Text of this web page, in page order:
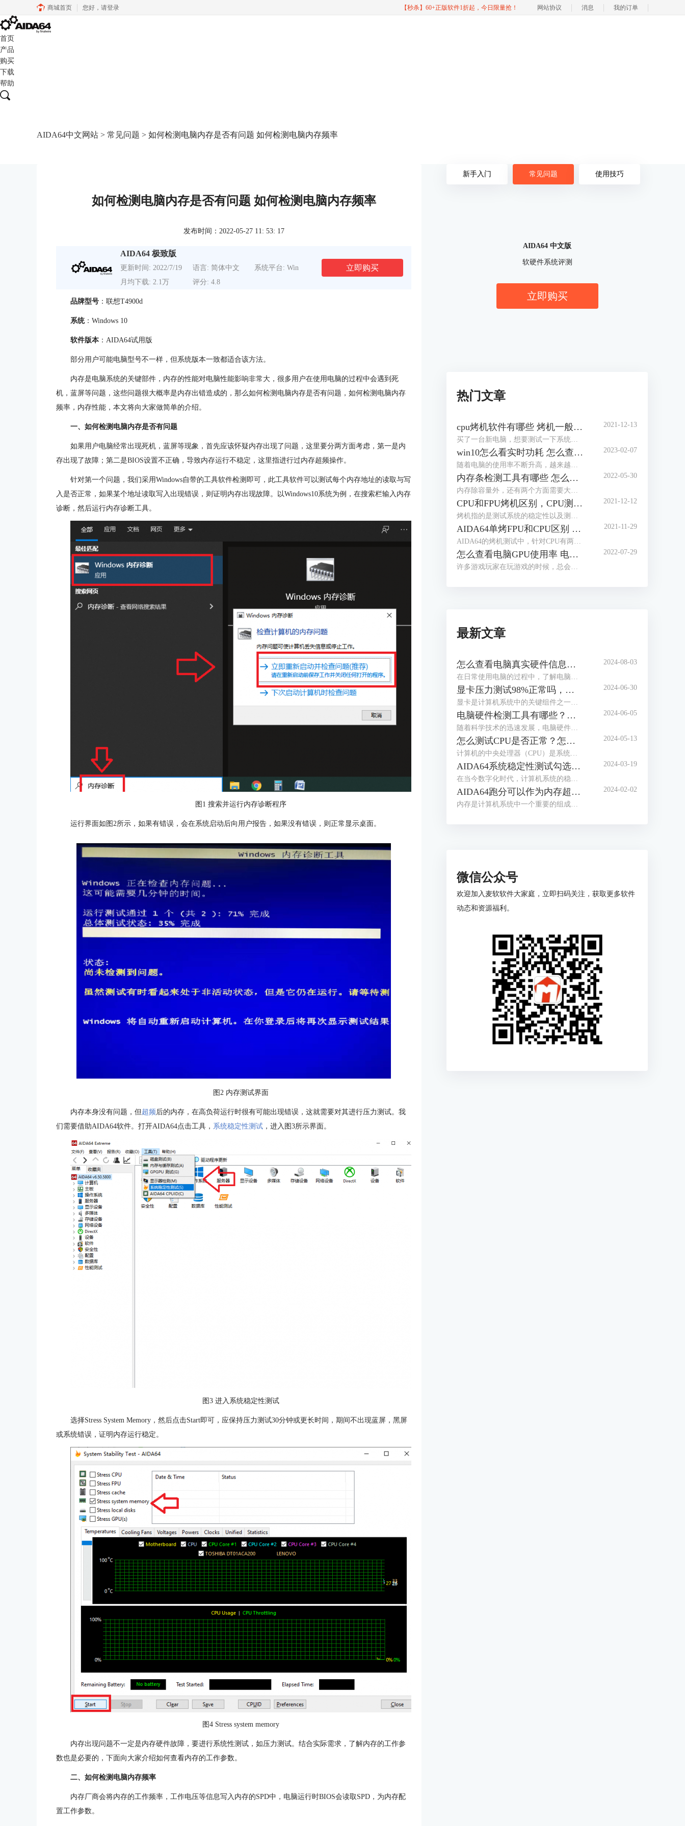
商城首页 您好， 请登录 【秒杀】60+正版软件1折起，今日限量抢！ 网站协议 消息 我的订单
首页
产品
购买
下载
帮助
AIDA64中文网站 > 常见问题 > 如何检测电脑内存是否有问题 如何检测电脑内存频率
如何检测电脑内存是否有问题 如何检测电脑内存频率
发布时间：2022-05-27 11: 53: 17
AIDA64 极致版
更新时间: 2022/7/19 语言: 简体中文
系统平台: Win
月均下载: 2.1万
评分: 4.8
立即购买
品牌型号 ：联想T4900d
系统：Windows 10
软件版本 ：AIDA64试用版
部分用户可能电脑型号不一样，但系统版本一致都适合该方法。
内存是电脑系统的关键部件，内存的性能对电脑性能影响非常大，很多用户在使用电脑的过程中会遇到死
机，蓝屏等问题，这些问题很大概率是内存出错造成的，那么如何检测电脑内存是否有问题，如何检测电脑内存
频率，内存性能，本文将向大家做简单的介绍。
一、如何检测电脑内存是否有问题
如果用户电脑经常出现死机，蓝屏等现象，首先应该怀疑内存出现了问题，这里要分两方面考虑，第一是内
存出现了故障；第二是BIOS设置不正确，导致内存运行不稳定，这里指进行过内存超频操作。
针对第一个问题，我们采用Windows自带的工具软件检测即可，此工具软件可以测试每个内存地址的读取与写
入是否正常，如果某个地址读取写入出现错误，则证明内存出现故障。以Windows10系统为例，在搜索栏输入内存
诊断，然后运行内存诊断工具。
图1 搜索并运行内存诊断程序
运行界面如图2所示，如果有错误，会在系统启动后向用户报告，如果没有错误，则正常显示桌面。
图2 内存测试界面
内存本身没有问题，但 超频 后的内存，在高负荷运行时很有可能出现错误，这就需要对其进行压力测试。我
们需要借助AIDA64软件。打开AIDA64点击工具， 系统稳定性测试 ，进入图3所示界面。
图3 进入系统稳定性测试
选择Stress System Memory，然后点击Start即可，应保持压力测试30分钟或更长时间，期间不出现蓝屏，黑屏
或系统错误，证明内存运行稳定。
图4 Stress system memory
内存出现问题不一定是内存硬件故障，要进行系统性测试，如压力测试。结合实际需求，了解内存的工作参
数也是必要的，下面向大家介绍如何查看内存的工作参数。
二、如何检测电脑内存频率
内存厂商会将内存的工作频率，工作电压等信息写入内存的SPD中，电脑运行时BIOS会读取SPD，为内存配
置工作参数。
新手入门 常见问题 使用技巧
AIDA64 中文版
软硬件系统评测
立即购买
热门文章
cpu烤机软件有哪些 烤机一般用什么软件
买了一台新电脑，想要测试一下系统的稳定性，对于市场上眼花缭乱的烤机软件，许多网友不知道怎么选择，到底用哪一个软件好，那么小编就来为大家介绍一下烤机软件有哪些，烤机一般用什么软件，，希望可以帮助到网友们少走弯路。
2021-12-13
win10怎么看实时功耗 怎么查看CPU实时功耗
随着电脑的使用率不断升高，越来越多的人开始关心电脑的使用功耗，这有助于用户更好的了解电脑性能，那么应该怎么查看电脑的实时功耗呢？下面就让我们来了解一下win10怎么看实时功耗，怎么查看CPU实时功耗吧！
2023-02-07
内存条检测工具有哪些 怎么测试内存条性能好坏
内存除容量外，还有两个方面需要大家多多关注，一个是内存的读写速度，这与内存的代际，设计密切相关，另一个是内存的颗粒，这与内存能否超频运行密切相关，如何获取这些信息，我们需要借助工具软件，内存条检测工具有哪些？怎么测试内存条性能好坏，本文将分三个小节，向大家做简单介绍。
2022-05-30
CPU和FPU烤机区别，CPU测试FPU好还是CPU好
烤机指的是测试系统的稳定性以及测试电脑的一些极限参数，烤机也被分为单烤和双烤两种方式，其中单烤FPU是能够给电脑CPU最大压力的一种测试，电脑爱好者们通常都会单烤FPU来测试电脑CPU的极限温度。而在常用的烤机软件AIDA64当中明明有单烤CPU的选项，为什么不能直接单烤CPU呢？现在我们就来解答一下我们在烤机的时候究竟应该烤CPU还是FPU，以及烤CPU和FPU的区别，快来一起看看吧！
2021-12-12
AIDA64单烤FPU和CPU区别 ,aida64怎样算烤机通过
AIDA64的烤机测试中，针对CPU有两种不同的烤机方式：CPU压力测试和FPU压力测试。那么使用AIDA64单烤FPU和CPU区别是什么，这两种测试如何进行，分别针对什么应用场景，同时aida64怎样算烤机通过，阅读完本文后，相信各位读者心中都会有清晰的答案。
2021-11-29
怎么查看电脑GPU使用率 电脑GPU使用率多少正常
许多游戏玩家在玩游戏的时候，总会关注到电脑的GPU使用率，因为一但GPU使用率过高的话，就会造成游戏卡顿等现象，那么你知道怎么查看电脑GPU使用率吗？下面就让我们一起来了解一下关于怎么查看电脑GPU使用率，电脑GPU使用率多少正常的内容吧！
2022-07-29
最新文章
怎么查看电脑真实硬件信息，怎么查看电脑硬件内存
在日常使用电脑的过程中，了解电脑的硬件信息是解决问题、升级硬件或进行维护的关键步骤。通过查看电脑的真实硬件信息，我们可以了解处理器、内存、显卡等组件的详细信息，从而更好地了解电脑的性能和使用状况。接下来给大家介绍怎么查看电脑真实硬件信息，怎么查看电脑硬件内存。
2024-08-03
显卡压力测试98%正常吗，显卡压力测试98还能用多久
显卡是计算机系统中的关键组件之一，负责处理图形和图像计算任务。在使用计算机过程中，用户可能会进行显卡压力测试，以评估其性能和稳定性。下面来给大家介绍显卡压力测试98%正常吗，显卡压力测试98还能用多久的内容。
2024-06-30
电脑硬件检测工具有哪些？电脑硬件检测工具哪个好？
随着科学技术的迅速发展，电脑硬件也是处于日新月异的变化，为了充分发挥电脑的性能，我们通常需要使用专业的硬件检测工具。这些工具不仅可以帮助用户了解电脑硬件的状态，还能提供有效的优化建议。接下来给大家介绍电脑硬件检测工具有哪些，电脑硬件检测工具哪个好。
2024-06-05
怎么测试CPU是否正常？怎么测试CPU性能？
计算机的中央处理器（CPU）是系统的心脏，对其性能的影响至关重要。因此，CPU能否正常运转是一个电脑系统工作的关键，下面给大家介绍怎么测试CPU是否正常，怎么测试CPU性能的具体内容。
2024-05-13
AIDA64系统稳定性测试勾选哪几个？AIDA64系统稳定性测试要多久？
在当今数字化时代，计算机系统的稳定性对于用户体验和工作效率至关重要。AIDA64是一款强大的系统测试工具，通过其系统稳定性测试功能，用户能够全面评估计算机的性能和稳定性。而在进行AIDA64软件进行系统稳定性测试时，选择合适的项目十分重要，下面给大家介绍AIDA64系统稳定性测试勾选哪几个，AIDA64系统稳定性测试要多久的具体内容。
2024-03-19
AIDA64跑分可以作为内存超频依据么 为什么内存跑分低
内存是计算机系统中一个重要的组成部分，其性能直接影响着整个系统的运行效率。为了更好地优化和评估内存系统的性能，人们设计了内存基准测试这一方法。内存基准测试通过设计不同的测试场景和工作负载，来模拟和衡量实际应用场景下内存的各种性能指标，从而为内存系统的优化提供依据。那AIDA64跑分可以作为内存超频依据么？为什么内存跑分低，本文向大家作简单介绍。
2024-02-02
微信公众号
欢迎加入麦软软件大家庭，立即扫码关注，获取更多软件
动态和资源福利。